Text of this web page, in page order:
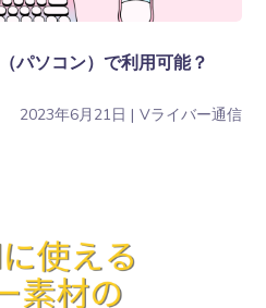
2023年6月21日 Vライバー通信
パソコン）で利用可能？